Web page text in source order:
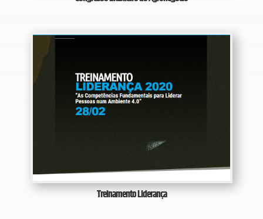
Treinamento Liderança